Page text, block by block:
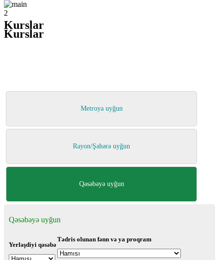
Kurslar
2
Kurslar
Metroya uyğun
Rayon/Şəhərə uyğun
Qəsəbəyə uyğun
Qəsəbəyə uyğun
Yerləşdiyi qəsəbə
.
Tədris olunan fənn və ya proqram